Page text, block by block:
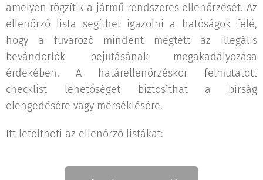
amelyen rögzítik a jármű rendszeres ellenőrzését. Az
ellenőrző lista segíthet igazolni a hatóságok felé,
hogy a fuvarozó mindent megtett az illegális
bevándorlók bejutásának megakadályozása
érdekében. A határellenőrzéskor felmutatott
checklist lehetőséget biztosíthat a bírság
elengedésére vagy mérséklésére.
Itt letöltheti az ellenőrző listákat: